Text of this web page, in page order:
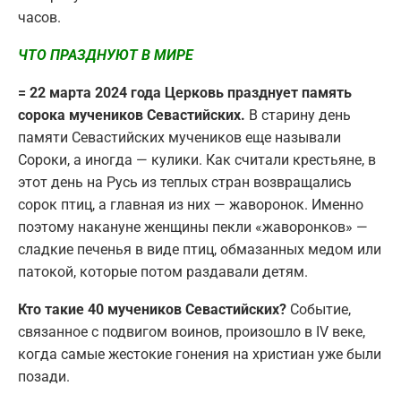
часов.
ЧТО ПРАЗДНУЮТ В МИРЕ
= 22 марта 2024 года Церковь празднует память
сорока мучеников Севастийских. В старину день
памяти Севастийских мучеников еще называли
Сороки, а иногда — кулики. Как считали крестьяне, в
этот день на Русь из теплых стран возвращались
сорок птиц, а главная из них — жаворонок. Именно
поэтому накануне женщины пекли «жаворонков» —
сладкие печенья в виде птиц, обмазанных медом или
патокой, которые потом раздавали детям.
Кто такие 40 мучеников Севастийских? Событие,
связанное с подвигом воинов, произошло в IV веке,
когда самые жестокие гонения на христиан уже были
позади.